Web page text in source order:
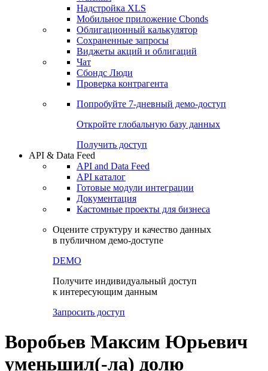
Получить доступ
Инструментарий
Портфель
Watchlist
Надстройка XLS
Мобильное приложение Cbonds
Облигационный калькулятор
Сохраненные запросы
Чат
Проверка контрагента
Попробуйте7-дневный
Откройте глобальную базу данных
Получить доступ
API & Data Feed
API and Data Feed
Готовые модули интеграции
Документация
в публичном демо-доступе
к интересующим данным